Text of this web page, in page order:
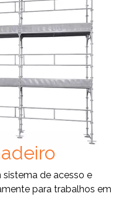
sistema de acesso e
para trabalhos em